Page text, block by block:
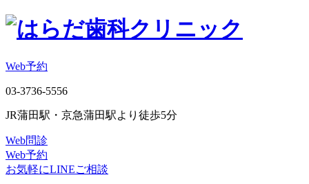
Web予約
03-3736-5556
JR蒲田駅・京急蒲田駅より徒歩5分
Web問診
Web予約
お気軽にLINEご相談